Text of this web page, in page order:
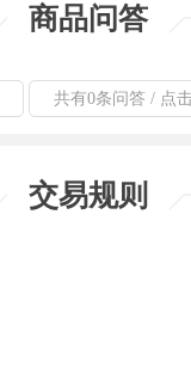
商品问答
共有0条问答 / 点
交易规则